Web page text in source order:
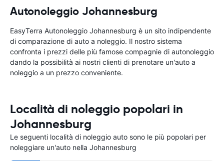
Autonoleggio Johannesburg
EasyTerra Autonoleggio Johannesburg è un sito indipendente
di comparazione di auto a noleggio. Il nostro sistema
confronta i prezzi delle più famose compagnie di autonoleggio
dando la possibilità ai nostri clienti di prenotare un'auto a
noleggio a un prezzo conveniente.
Località di noleggio popolari in
Johannesburg
Le seguenti località di noleggio auto sono le più popolari per
noleggiare un'auto nella Johannesburg